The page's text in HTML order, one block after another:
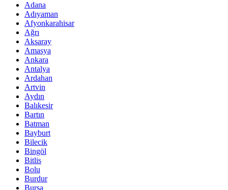
Adana
Adıyaman
Afyonkarahisar
Ağrı
Aksaray
Amasya
Ankara
Antalya
Ardahan
Artvin
Aydın
Balıkesir
Bartın
Batman
Bayburt
Bilecik
Bingöl
Bitlis
Bolu
Burdur
Bursa